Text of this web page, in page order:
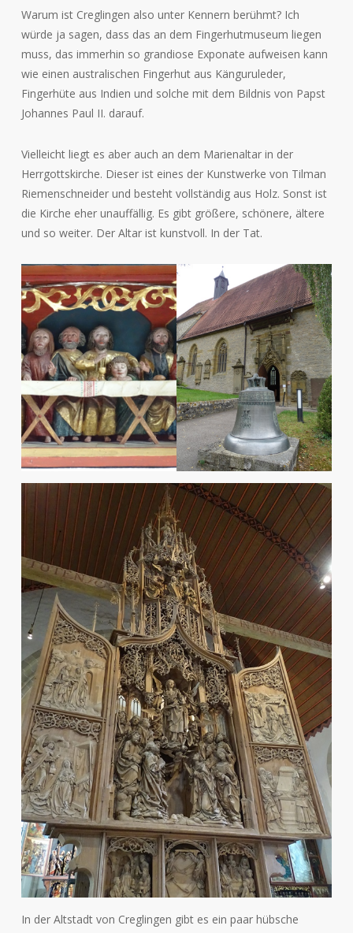
Warum ist Creglingen also unter Kennern berühmt? Ich
würde ja sagen, dass das an dem Fingerhutmuseum liegen
muss, das immerhin so grandiose Exponate aufweisen kann
wie einen australischen Fingerhut aus Känguruleder,
Fingerhüte aus Indien und solche mit dem Bildnis von Papst
Johannes Paul II. darauf.
Vielleicht liegt es aber auch an dem Marienaltar in der
Herrgottskirche. Dieser ist eines der Kunstwerke von Tilman
Riemenschneider und besteht vollständig aus Holz. Sonst ist
die Kirche eher unauffällig. Es gibt größere, schönere, ältere
und so weiter. Der Altar ist kunstvoll. In der Tat.
In der Altstadt von Creglingen gibt es ein paar hübsche